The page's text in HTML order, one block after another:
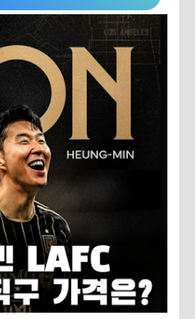
가이드
팁
심 요약 정리